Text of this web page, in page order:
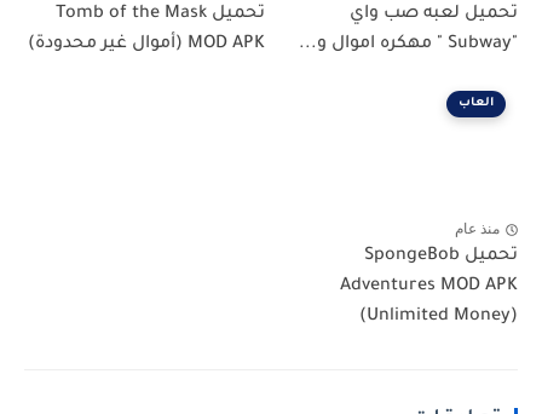
تحميل لعبه صب واي
"Subway " مهكره اموال و...
تحميل Tomb of the Mask
MOD APK (أموال غير محدودة)
العاب
منذ عام
تحميل SpongeBob
Adventures MOD APK
(Unlimited Money)